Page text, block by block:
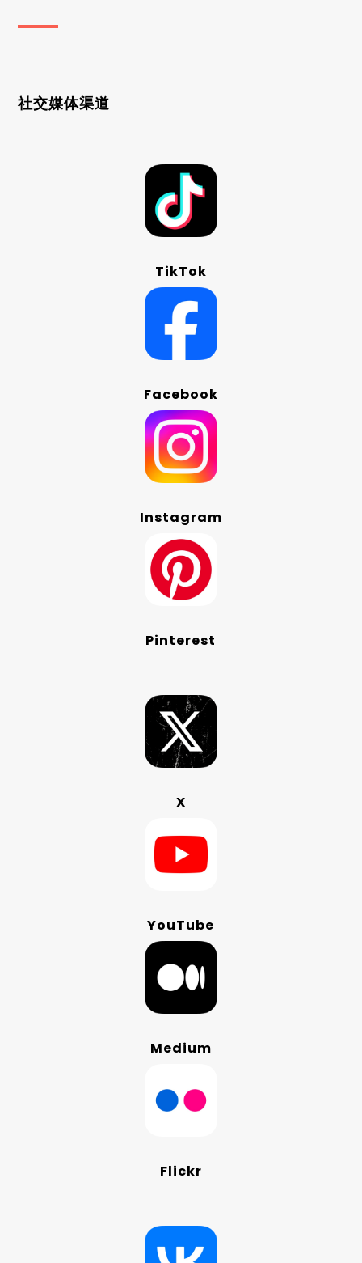
社交媒体渠道
TikTok
Facebook
Instagram
Pinterest
X
YouTube
Medium
Flickr